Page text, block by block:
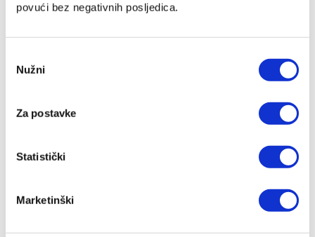
povući bez negativnih posljedica.
Selection
Nužni
Za postavke
Statistički
Marketinški
Obavljena NBA draft lutrija:
Barbarez saopštio spisak